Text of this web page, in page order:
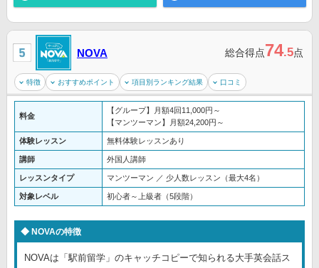
NOVA 総合得点74.5点
特徴 おすすめポイント 項目別ランキング結果 口コミ
料金
【グループ】月額4回11,000円～
【マンツーマン】月額24,200円～
体験レッスン 無料体験レッスンあり
講師 外国人講師
レッスンタイプ マンツーマン ／ 少人数レッスン（最大4名）
対象レベル 初心者～上級者（5段階）
NOVAの特徴
NOVAは「駅前留学」のキャッチコピーで知られる大手英会話ス